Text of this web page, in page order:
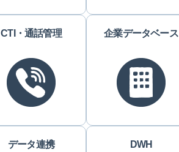
CTI・通話管理 企業データベース
データ連携 DWH